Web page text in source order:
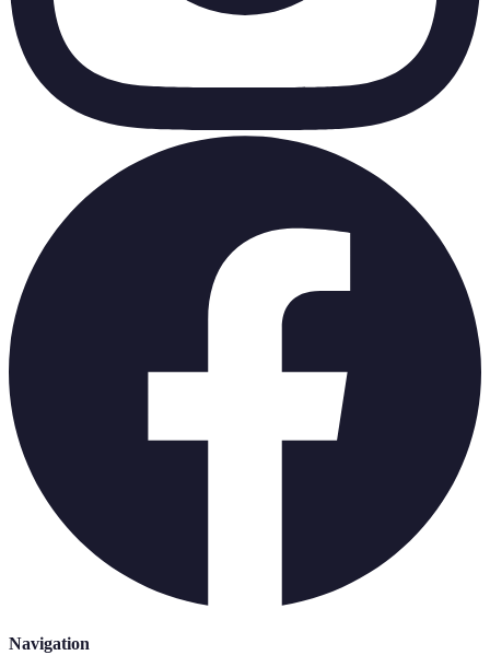
Navigation